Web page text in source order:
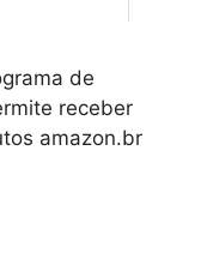
de
receber
amazon.br